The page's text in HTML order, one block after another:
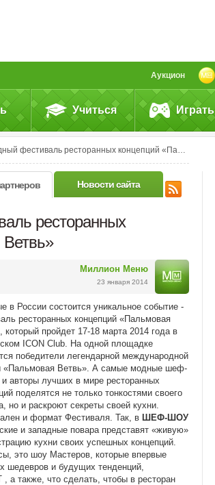
Аукцион
Учиться Играть
фестиваль ресторанных концепций «Пальмовая Ветвь»
Новости сайта
ресторанных
Миллион Меню
23 января 2014
в России состоится уникальное событие -
ресторанных концепций «Пальмовая
который пройдет 17-18 марта 2014 года в
ICON Club. На одной площадке
победители легендарной международной
«Пальмовая Ветвь». А самые модные шеф-
и авторы лучших в мире ресторанных
поделятся не только тонкостями своего
но и раскроют секреты своей кухни.
и формат Фестиваля. Так, в ШЕФ-ШОУ
и западные повара представят «живую»
кухни своих успешных концепций.
это шоу Мастеров, которые впервые
шедевров и будущих тенденций,
а также, что сделать, чтобы в ресторан